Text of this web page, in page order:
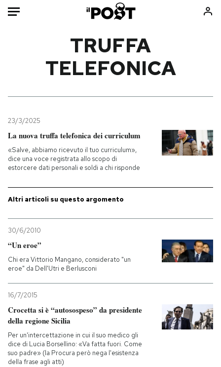
Mondo
Tecnologia
Internet
Scienza
Cultura
Sport
Libri
Ok Boomer!
Media
Europa
PODCAST
NEWSLETTER
I MIEI PREFERITI
SHOP
TRUFFA
TELEFONICA
23/3/2025
La nuova truffa telefonica dei curriculum
«Salve, abbiamo ricevuto il tuo curriculum»,
dice una voce registrata allo scopo di
estorcere dati personali e soldi a chi risponde
Altri articoli su questo argomento
30/6/2010
“Un eroe”
Chi era Vittorio Mangano, considerato "un
eroe" da Dell'Utri e Berlusconi
16/7/2015
Crocetta si è “autosospeso” da presidente
della regione Sicilia
Per un'intercettazione in cui il suo medico gli
dice di Lucia Borsellino: «Va fatta fuori. Come
suo padre» (la Procura però nega l'esistenza
della frase agli atti)